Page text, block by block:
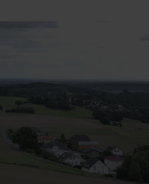
auf die K 31 in Richtung
Aus dem Bonner Raum
Soller, hinter dem Ort auf die K 28
wechseln, dort der K 39 bzw. 30
folgen. Auf die K 31 in Richtung
wechseln.
an der Kreuzung K 31 / K 27 den
K 27 in Fahrtrichtung
dort ca. 1000 m zum "Eifel-Blick".